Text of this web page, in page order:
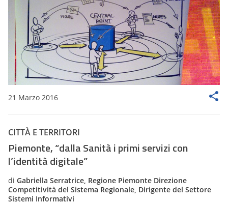
21 Marzo 2016
CITTÀ E TERRITORI
Piemonte, “dalla Sanità i primi servizi con
l’identità digitale”
di Gabriella Serratrice, Regione Piemonte Direzione
Competitività del Sistema Regionale, Dirigente del Settore
Sistemi Informativi